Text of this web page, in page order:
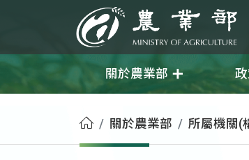
農業部
關於農業部
首頁關於農業部 所屬機關(